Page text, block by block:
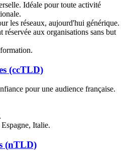
Idéale pour toute activité
les réseaux, aujourd'hui générique.
réservée aux organisations sans but
(ccTLD)
pour une audience française.
Italie.
(nTLD)